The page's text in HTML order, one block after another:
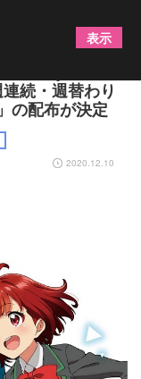
『Tokyo 7th シ
続・週替わり
の配布が決定
2020.12.10
表示